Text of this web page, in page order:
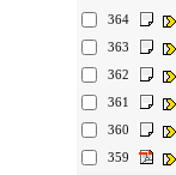
364
363
362
361
360
359